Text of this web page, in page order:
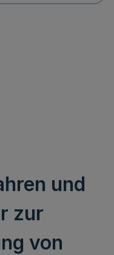
und
zur
von